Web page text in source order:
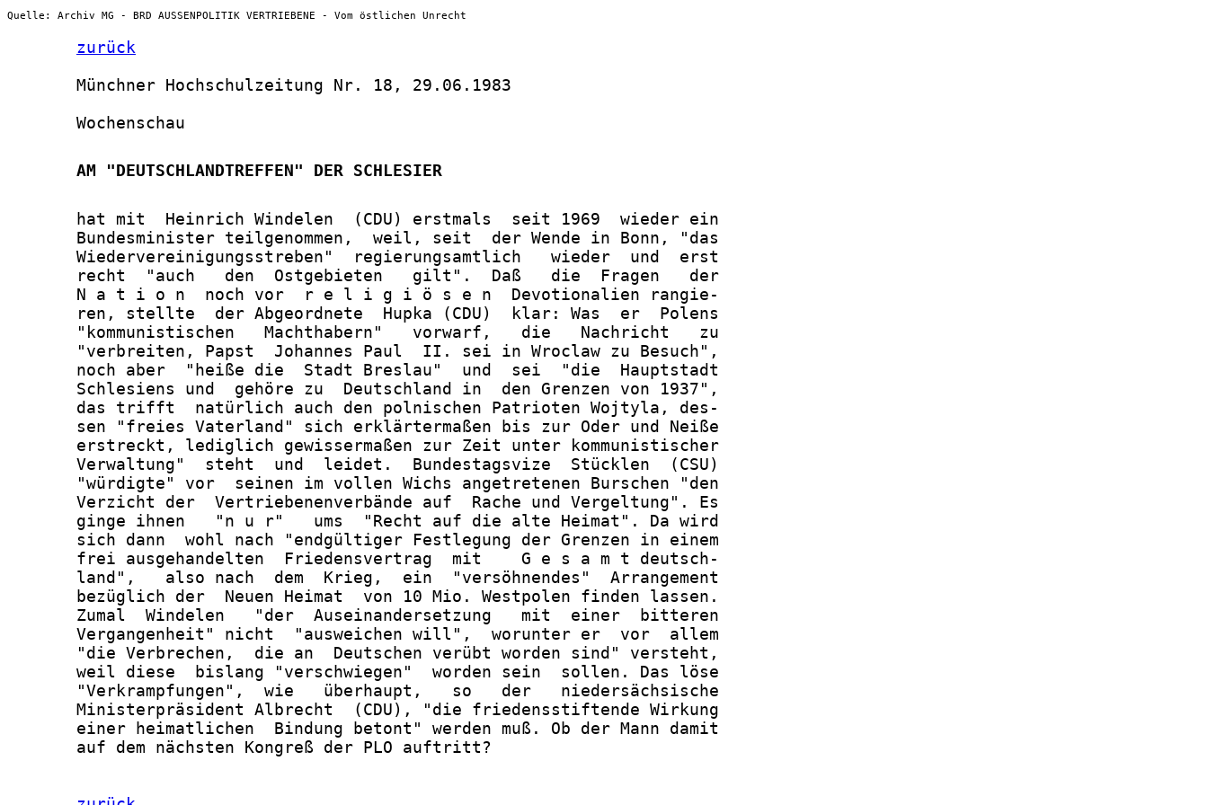
Quelle: Archiv MG - BRD AUSSENPOLITIK VERTRIEBENE - Vom östlichen Unrecht
zurück
       Münchner Hochschulzeitung Nr. 18, 29.06.1983
       Wochenschau
       AM "DEUTSCHLANDTREFFEN" DER SCHLESIER
       hat mit  Heinrich Windelen  (CDU) erstmals  seit 1969  wieder ein
       Bundesminister teilgenommen,  weil, seit  der Wende in Bonn, "das
       Wiedervereinigungsstreben"  regierungsamtlich   wieder  und  erst
       recht  "auch   den  Ostgebieten   gilt".  Daß   die  Fragen   der
       N a t i o n  noch vor  r e l i g i ö s e n  Devotionalien rangie-
       ren, stellte  der Abgeordnete  Hupka (CDU)  klar: Was  er  Polens
       "kommunistischen   Machthabern"   vorwarf,   die   Nachricht   zu
       "verbreiten, Papst  Johannes Paul  II. sei in Wroclaw zu Besuch",
       noch aber  "heiße die  Stadt Breslau"  und  sei  "die  Hauptstadt
       Schlesiens und  gehöre zu  Deutschland in  den Grenzen von 1937",
       das trifft  natürlich auch den polnischen Patrioten Wojtyla, des-
       sen "freies Vaterland" sich erklärtermaßen bis zur Oder und Neiße
       erstreckt, lediglich gewissermaßen zur Zeit unter kommunistischer
       Verwaltung"  steht  und  leidet.  Bundestagsvize  Stücklen  (CSU)
       "würdigte" vor  seinen im vollen Wichs angetretenen Burschen "den
       Verzicht der  Vertriebenenverbände auf  Rache und Vergeltung". Es
       ginge ihnen   "n u r"   ums  "Recht auf die alte Heimat". Da wird
       sich dann  wohl nach "endgültiger Festlegung der Grenzen in einem
       frei ausgehandelten  Friedensvertrag  mit    G e s a m t deutsch-
       land",   also nach  dem  Krieg,  ein  "versöhnendes"  Arrangement
       bezüglich der  Neuen Heimat  von 10 Mio. Westpolen finden lassen.
       Zumal  Windelen   "der  Auseinandersetzung   mit  einer  bitteren
       Vergangenheit" nicht  "ausweichen will",  worunter er  vor  allem
       "die Verbrechen,  die an  Deutschen verübt worden sind" versteht,
       weil diese  bislang "verschwiegen"  worden sein  sollen. Das löse
       "Verkrampfungen",  wie   überhaupt,   so   der   niedersächsische
       Ministerpräsident Albrecht  (CDU), "die friedensstiftende Wirkung
       einer heimatlichen  Bindung betont" werden muß. Ob der Mann damit
       auf dem nächsten Kongreß der PLO auftritt?